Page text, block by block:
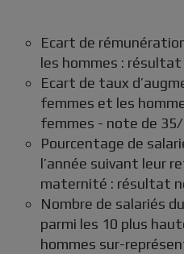
Ecart de
les hommes : résultat
Ecart de taux
femmes et les
femmes - note de
Pourcentage de
l’année suivant leur
maternité : résultat
Nombre de salariés
parmi les 10 plus
hommes sur-